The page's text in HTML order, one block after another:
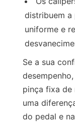
distribuem a
uniforme e
Se a sua
pinça fixa
uma
do pedal e